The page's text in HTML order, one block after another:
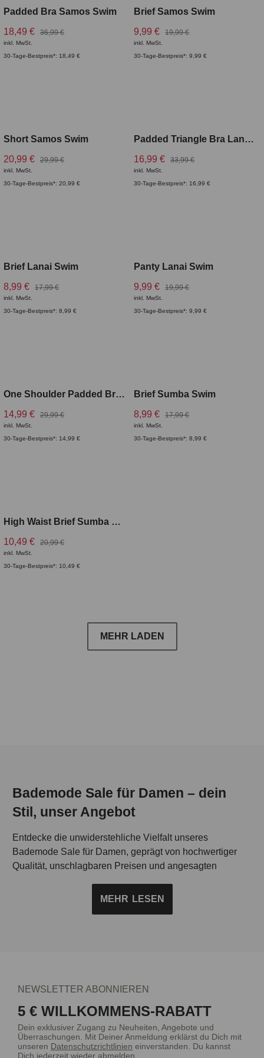
Padded Bra Samos Swim
18,49 €
36,99 €
inkl. MwSt.
30-Tage-Bestpreis*: 18,49 €
Brief Samos Swim
9,99 €
19,99 €
inkl. MwSt.
30-Tage-Bestpreis*: 9,99 €
Short Samos Swim
20,99 €
29,99 €
inkl. MwSt.
30-Tage-Bestpreis*: 20,99 €
Padded Triangle Bra Lanai Swim
16,99 €
33,99 €
inkl. MwSt.
30-Tage-Bestpreis*: 16,99 €
Brief Lanai Swim
8,99 €
17,99 €
inkl. MwSt.
30-Tage-Bestpreis*: 8,99 €
Panty Lanai Swim
9,99 €
19,99 €
inkl. MwSt.
30-Tage-Bestpreis*: 9,99 €
One Shoulder Padded Bra Sumba Swim
14,99 €
29,99 €
inkl. MwSt.
30-Tage-Bestpreis*: 14,99 €
Brief Sumba Swim
8,99 €
17,99 €
inkl. MwSt.
30-Tage-Bestpreis*: 8,99 €
High Waist Brief Sumba Swim
10,49 €
20,99 €
inkl. MwSt.
30-Tage-Bestpreis*: 10,49 €
MEHR LADEN
Bademode Sale für Damen – dein
Stil, unser Angebot
Entdecke die unwiderstehliche Vielfalt unseres
Bademode Sale für Damen, geprägt von hochwertiger
Qualität, unschlagbaren Preisen und angesagten
uns findest du reduzierte Bademode für Damen, die nicht
bruno banani steht für Modebewusstsein und
unschlagbare Angebote. Tauche ein in den bruno banani
Bademoden Sale für Damen. Hier gibt es in der Qualität
und im Design keine Kompromisse. Dich erwarten neben
reduzierten Preisen auch trendige Highlights. Unsere
MEHR LESEN
NEWSLETTER ABONNIEREN
5 € WILLKOMMENS-RABATT
Dein exklusiver Zugang zu Neuheiten, Angebote und
Überraschungen. Mit Deiner Anmeldung erklärst du Dich mit
unseren Datenschutzrichtlinien einverstanden. Du kannst
Dich jederzeit wieder abmelden.